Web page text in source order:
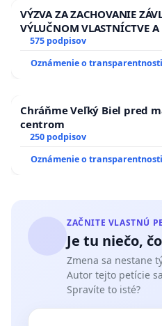
VÝZVA ZA ZACHOVANIE
VÝLUČNOM VLASTNÍCTVE
SLOVENSKEJ REPUBLIKY &
kanálov na Slovensku
575 podpisov
Oznámenie o transparentnosti
Chráňme Veľký Biel pred
centrom
250 podpisov
Oznámenie o transparentnosti
ZAČNITE VLASTNÚ
Je tu niečo,
Zmena sa nestane
Autor tejto petície
Spravíte to isté?